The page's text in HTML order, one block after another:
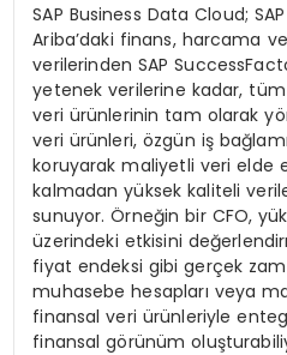
SAP Business Data Cloud;
Ariba’daki finans, harcama
verilerinden SAP
yetenek verilerine kadar,
veri ürünlerinin tam olarak
veri ürünleri, özgün iş
koruyarak maliyetli veri elde
kalmadan yüksek kaliteli
sunuyor. Örneğin bir CFO,
üzerindeki etkisini
fiyat endeksi gibi gerçek
muhasebe hesapları veya
finansal veri ürünleriyle
finansal görünüm